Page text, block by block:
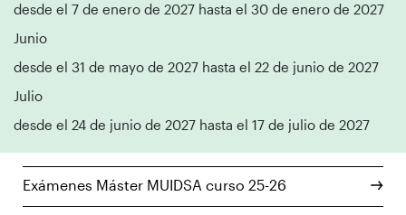
desde el 7 de enero de 2027 hasta el 30 de enero de 2027
Junio
desde el 31 de mayo de 2027 hasta el 22 de junio de 2027
Julio
desde el 24 de junio de 2027 hasta el 17 de julio de 2027
Exámenes Máster MUIDSA curso 25-26